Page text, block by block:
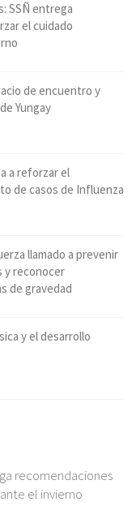
SSÑ entrega
el cuidado
de encuentro y
Yungay
a reforzar el
de casos de Influenza
llamado a prevenir
y reconocer
de gravedad
y el desarrollo
recomendaciones
el invierno